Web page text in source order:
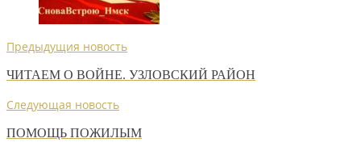
Предыдущия новость
ЧИТАЕМ О ВОЙНЕ. УЗЛОВСКИЙ РАЙОН
Следующая новость
ПОМОЩЬ ПОЖИЛЫМ